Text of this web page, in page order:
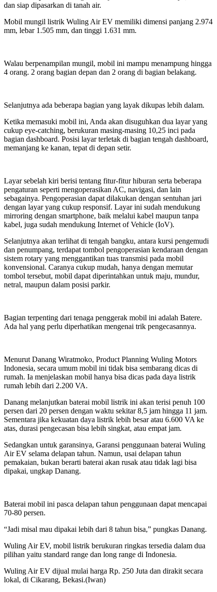
dan siap dipasarkan di tanah air.
Mobil mungil listrik Wuling Air EV memiliki dimensi panjang 2.974
mm, lebar 1.505 mm, dan tinggi 1.631 mm.
Walau berpenampilan mungil, mobil ini mampu menampung hingga
4 orang. 2 orang bagian depan dan 2 orang di bagian belakang.
Selanjutnya ada beberapa bagian yang layak dikupas lebih dalam.
Ketika memasuki mobil ini, Anda akan disuguhkan dua layar yang
cukup eye-catching, berukuran masing-masing 10,25 inci pada
bagian dashboard. Posisi layar terletak di bagian tengah dashboard,
memanjang ke kanan, tepat di depan setir.
Layar sebelah kiri berisi tentang fitur-fitur hiburan serta beberapa
pengaturan seperti mengoperasikan AC, navigasi, dan lain
sebagainya. Pengoperasian dapat dilakukan dengan sentuhan jari
dengan layar yang cukup responsif. Layar ini sudah mendukung
mirroring dengan smartphone, baik melalui kabel maupun tanpa
kabel, juga sudah mendukung Internet of Vehicle (IoV).
Selanjutnya akan terlihat di tengah bangku, antara kursi pengemudi
dan penumpang, terdapat tombol pengoperasian kendaraan dengan
sistem rotary yang menggantikan tuas transmisi pada mobil
konvensional. Caranya cukup mudah, hanya dengan memutar
tombol tersebut, mobil dapat diperintahkan untuk maju, mundur,
netral, maupun dalam posisi parkir.
Bagian terpenting dari tenaga penggerak mobil ini adalah Batere.
Ada hal yang perlu diperhatikan mengenai trik pengecasannya.
Menurut Danang Wiratmoko, Product Planning Wuling Motors
Indonesia, secara umum mobil ini tidak bisa sembarang dicas di
rumah. Ia menjelaskan mobil hanya bisa dicas pada daya listrik
rumah lebih dari 2.200 VA.
Danang melanjutkan baterai mobil listrik ini akan terisi penuh 100
persen dari 20 persen dengan waktu sekitar 8,5 jam hingga 11 jam.
Sementara jika kekuatan daya listrik lebih besar atau 6.600 VA ke
atas, durasi pengecasan bisa lebih singkat, atau empat jam.
Sedangkan untuk garansinya, Garansi penggunaan baterai Wuling
Air EV selama delapan tahun. Namun, usai delapan tahun
pemakaian, bukan berarti baterai akan rusak atau tidak lagi bisa
dipakai, ungkap Danang.
Baterai mobil ini pasca delapan tahun penggunaan dapat mencapai
70-80 persen.
“Jadi misal mau dipakai lebih dari 8 tahun bisa,” pungkas Danang.
Wuling Air EV, mobil listrik berukuran ringkas tersedia dalam dua
pilihan yaitu standard range dan long range di Indonesia.
Wuling Air EV dijual mulai harga Rp. 250 Juta dan dirakit secara
lokal, di Cikarang, Bekasi.(Iwan)